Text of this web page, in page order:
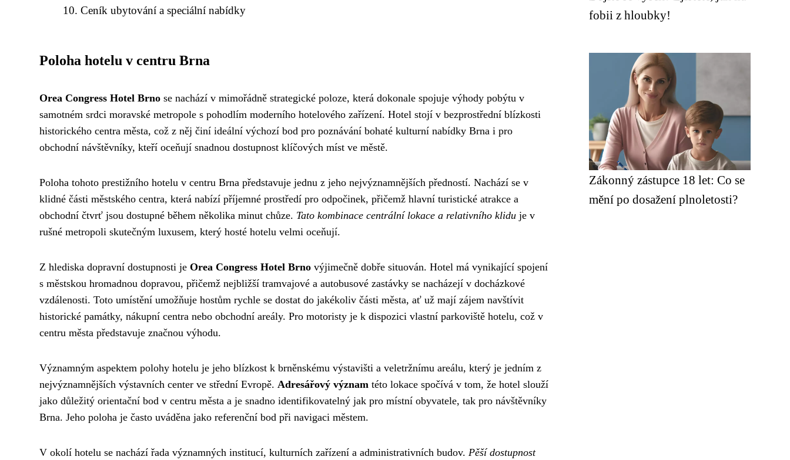
Ceník ubytování a speciální nabídky
Poloha hotelu v centru Brna
Orea Congress Hotel Brno se nachází v mimořádně strategické poloze, která dokonale spojuje výhody pobýtu v
samotném srdci moravské metropole s pohodlím moderního hotelového zařízení. Hotel stojí v bezprostřední blízkosti
historického centra města, což z něj činí ideální výchozí bod pro poznávání bohaté kulturní nabídky Brna i pro
obchodní návštěvníky, kteří oceňují snadnou dostupnost klíčových míst ve městě.
Poloha tohoto prestižního hotelu v centru Brna představuje jednu z jeho nejvýznamnějších předností. Nachází se v
klidné části městského centra, která nabízí příjemné prostředí pro odpočinek, přičemž hlavní turistické atrakce a
obchodní čtvrť jsou dostupné během několika minut chůze. Tato kombinace centrální lokace a relativního klidu je v
rušné metropoli skutečným luxusem, který hosté hotelu velmi oceňují.
Z hlediska dopravní dostupnosti je Orea Congress Hotel Brno výjimečně dobře situován. Hotel má vynikající spojení
s městskou hromadnou dopravou, přičemž nejbližší tramvajové a autobusové zastávky se nacházejí v docházkové
vzdálenosti. Toto umístění umožňuje hostům rychle se dostat do jakékoliv části města, ať už mají zájem navštívit
historické památky, nákupní centra nebo obchodní areály. Pro motoristy je k dispozici vlastní parkoviště hotelu, což v
centru města představuje značnou výhodu.
Významným aspektem polohy hotelu je jeho blízkost k brněnskému výstavišti a veletržnímu areálu, který je jedním z
nejvýznamnějších výstavních center ve střední Evropě. Adresářový význam této lokace spočívá v tom, že hotel slouží
jako důležitý orientační bod v centru města a je snadno identifikovatelný jak pro místní obyvatele, tak pro návštěvníky
Brna. Jeho poloha je často uváděna jako referenční bod při navigaci městem.
V okolí hotelu se nachází řada významných institucí, kulturních zařízení a administrativních budov. Pěší dostupnost
fobii z hloubky!
Zákonný zástupce 18 let: Co se
mění po dosažení plnoletosti?